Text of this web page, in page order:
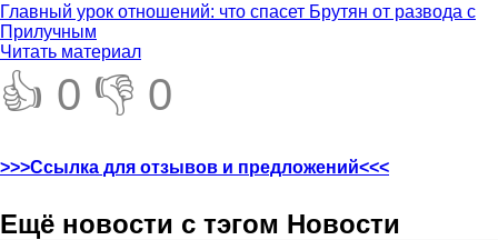
Главный урок отношений: что спасет Брутян от развода с
Прилучным
Читать материал
👍 0 👎 0
>>>Ссылка для отзывов и предложений<<<
Ещё новости с тэгом Новости